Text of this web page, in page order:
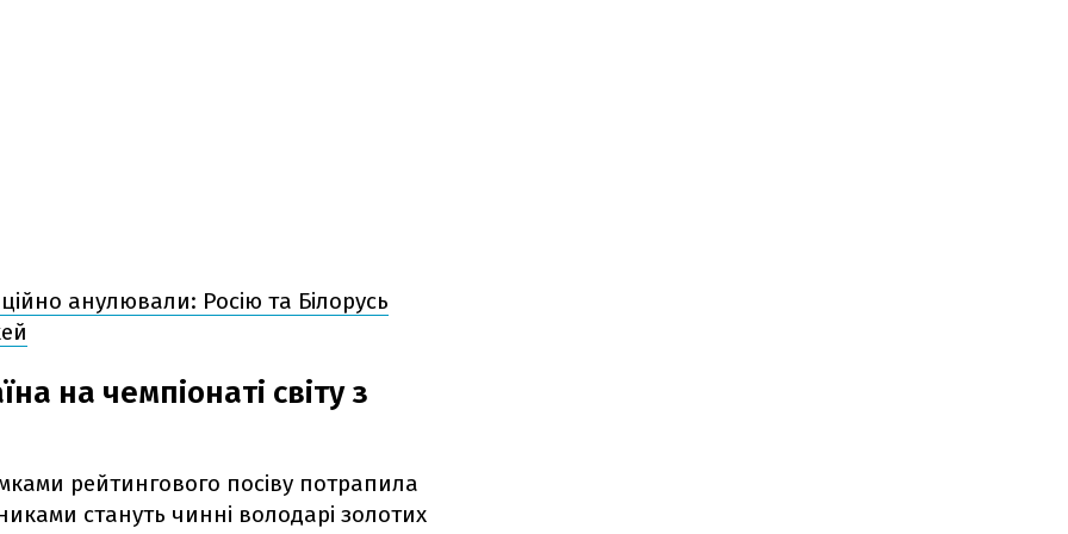
анулювали: Росію та Білорусь
на чемпіонаті світу з
рейтингового посіву потрапила
стануть чинні володарі золотих